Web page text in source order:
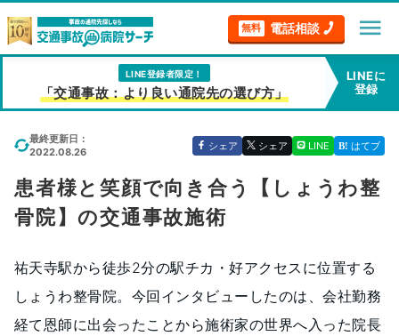
無料 電話相談 menu
LINE登録者限定！
「交通事故：より良い通院先の選び方」
LINEに
登録
最終更新日：
2022.08.26
シェア シェア LINE はてブ
患者様と笑顔で向き合う【しょうわ整
骨院】の交通事故施術
祐天寺駅から徒歩2分の駅チカ・好アクセスに位置する
しょうわ整骨院。今回インタビューしたのは、会社勤務
経て恩師に出会ったことから施術家の世界へ入った院長